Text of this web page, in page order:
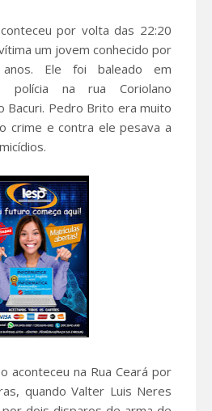
por volta das 22:20
um jovem conhecido por
Ele foi baleado em
polícia na rua Coriolano
Bacuri. Pedro Brito era muito
crime e contra ele pesava a
aconteceu na Rua Ceará por
quando Valter Luis Neres